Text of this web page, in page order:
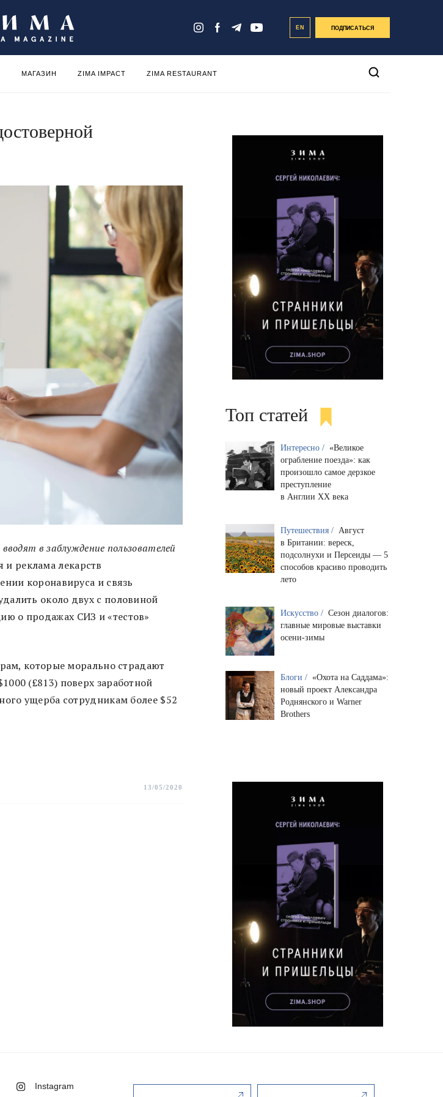
EN ПОДПИСАТЬСЯ
МАГАЗИН ZIMA IMPACT ZIMA RESTAURANT
в заблуждение пользователей
реклама лекарств
коронавируса и связь
около двух с половиной
о продажах СИЗ и «тестов»
которые морально страдают
(£813) поверх заработной
ущерба сотрудникам более $52
13/05/2020
Топ статей
Интересно / «Великое
ограбление поезда»: как
произошло самое дерзкое
преступление
в Англии XX века
Путешествия / Август
в Британии: вереск,
подсолнухи и Персеиды — 5
способов красиво проводить
лето
Искусство / Сезон диалогов:
главные мировые выставки
осени-зимы
Блоги / «Охота на Саддама»:
новый проект Александра
Роднянского и Warner
Brothers
Instagram